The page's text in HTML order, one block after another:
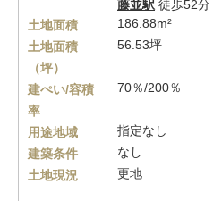
藤並駅 徒歩52分
土地面積
186.88m²
土地面積
（坪）
56.53坪
建ぺい/容積
率
70％/200％
用途地域
指定なし
建築条件
なし
土地現況
更地